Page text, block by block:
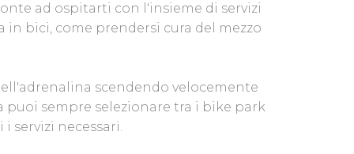
ad ospitarti con l'insieme di servizi
bici, come prendersi cura del mezzo
scendendo velocemente
sempre selezionare tra i bike park
servizi necessari.